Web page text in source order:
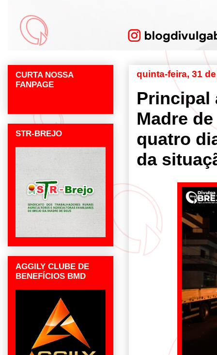
quinta-feira, 31
Principal
Madre
quatro
da
CURTA NOSSA
FANPAGE
STR-BREJO
AGGILY CLUBE DE
BENEFÍCIOS BMD